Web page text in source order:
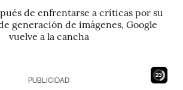
de enfrentarse a críticas por su
generación de imágenes, Google
vuelve a la cancha
22
PUBLICIDAD